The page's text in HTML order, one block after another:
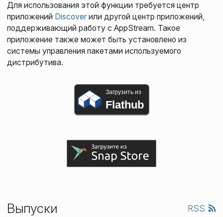
Для использования этой функции требуется центр
приложений Discoverили другой центр приложений,
поддерживающий работу с AppStream. Такое
приложение также может быть установлено из
системы управления пакетами используемого
дистрибутива.
Загрузить из
Flathub
Выпуски RSS